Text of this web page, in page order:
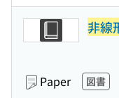
非線
Paper 図書